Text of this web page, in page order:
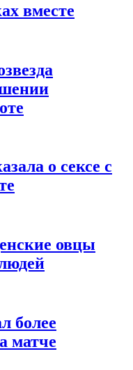
вместе
о сексе с
овцы
более
матче